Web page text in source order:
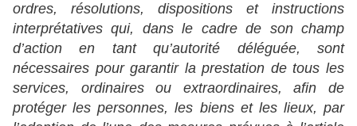
ordres, résolutions, dispositions et instructions
interprétatives qui, dans le cadre de son champ
d’action en tant qu’autorité déléguée, sont
nécessaires pour garantir la prestation de tous les
services, ordinaires ou extraordinaires, afin de
protéger les personnes, les biens et les lieux, par